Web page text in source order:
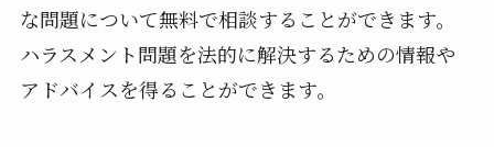
な問題について無料で相談することができます。
ハラスメント問題を法的に解決するための情報や
アドバイスを得ることができます。